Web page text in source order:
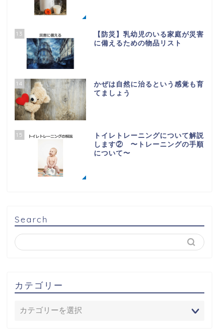
13
【防災】乳幼児のいる家庭が災害
に備えるための物品リスト
14
かぜは自然に治るという感覚も育
てましょう
15
トイレトレーニングについて解説
します② 〜トレーニングの手順
について〜
Search
カテゴリー